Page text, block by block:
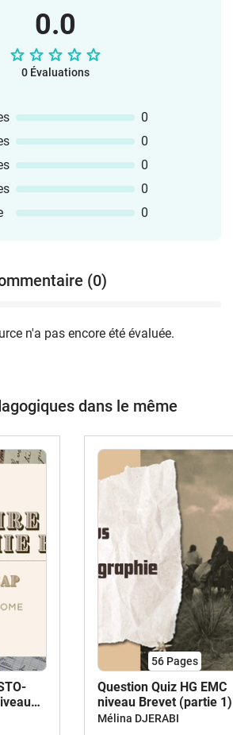
0.0
0 Évaluations
0
0
0
0
0
(0)
n'a pas encore été évaluée.
dans le même
56 Pages
Question Quiz HG EMC
niveau Brevet (partie 1)
Mélina DJERABI